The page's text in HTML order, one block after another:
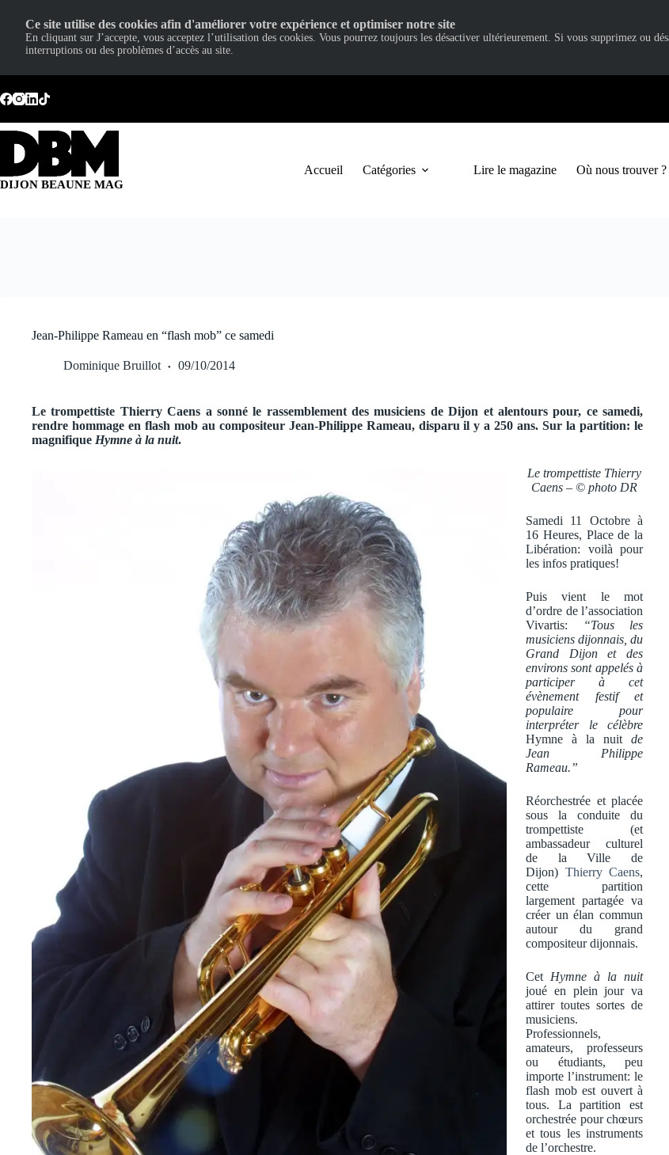
au
contenu
DIJON BEAUNE MAG
Accueil Catégories Lire le magazine Où nous trouver ?
Jean-Philippe Rameau en “flash mob” ce samedi
Dominique Bruillot 09/10/2014
Le trompettiste Thierry Caens a sonné le rassemblement des musiciens de Dijon et alentours pour, ce samedi,
rendre hommage en flash mob au compositeur Jean-Philippe Rameau, disparu il y a 250 ans. Sur la partition: le
magnifique Hymne à la nuit.
Le trompettiste Thierry
Caens – © photo DR
Samedi 11 Octobre à
16 Heures, Place de la
Libération: voilà pour
les infos pratiques!
Puis vient le mot
d’ordre de l’association
Vivartis:
“Tous les
musiciens dijonnais, du
Grand Dijon et des
environs sont appelés à
participer à cet
évènement festif et
populaire pour
interpréter le célèbre
Hymne à la nuit de
Jean Philippe
Rameau.”
Réorchestrée et placée
sous la conduite du
trompettiste (et
ambassadeur culturel
de la Ville de
Dijon) Thierry Caens,
cette partition
largement partagée va
créer un élan commun
autour du grand
compositeur dijonnais.
Cet Hymne à la nuit
joué en plein jour va
attirer toutes sortes de
musiciens.
Professionnels,
amateurs, professeurs
ou étudiants, peu
importe l’instrument: le
flash mob est ouvert à
tous. La partition est
orchestrée pour chœurs
et tous les instruments
de l’orchestre.
Ce site utilise des cookies afin d'améliorer votre expérience et optimiser notre site
En cliquant sur J’accepte, vous acceptez l’utilisation des cookies. Vous pourrez toujours les désactiver ultérieurement. Si vous supprimez ou
interruptions ou des problèmes d’accès au site.